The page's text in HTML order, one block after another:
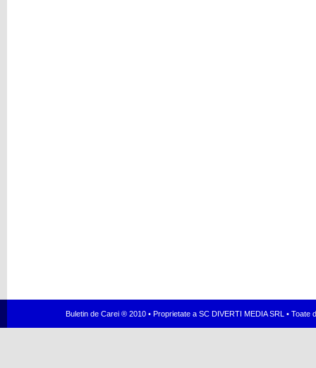
Buletin de Carei ® 2010 • Proprietate a SC DIVERTI MEDIA SRL •